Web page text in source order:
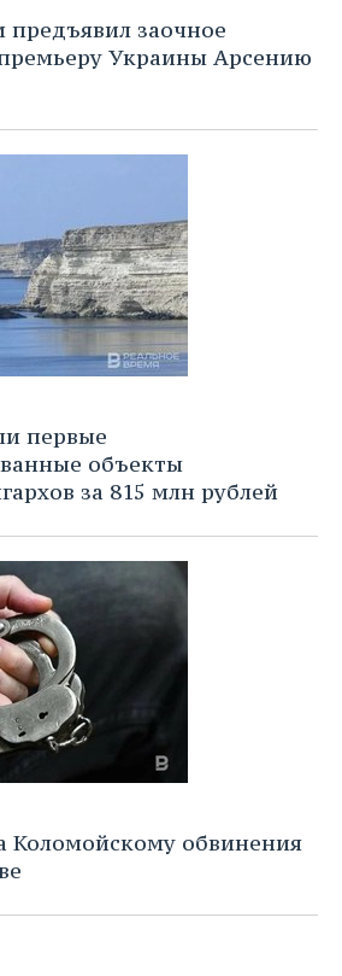
предъявил заочное
Украины Арсению
первые
объекты
за 815 млн рублей
Коломойскому обвинения